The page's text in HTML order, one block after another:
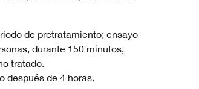
de pretratamiento; ensayo
durante 150 minutos,
tratado.
después de 4 horas.